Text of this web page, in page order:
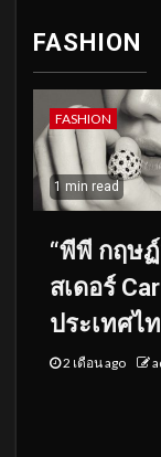
FASHION
FASHION
1 min read
“พีพี กฤษ
สเดอร์
ประเทศไ
2 เดือน ago